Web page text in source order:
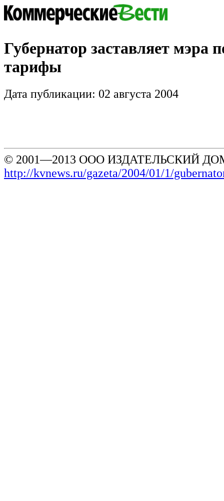
Губернатор заставляет мэра
тарифы
Дата публикации: 02 августа 2004
© 2001—2013 ООО ИЗДАТЕЛЬСКИЙ
http://kvnews.ru/gazeta/2004/01/1/